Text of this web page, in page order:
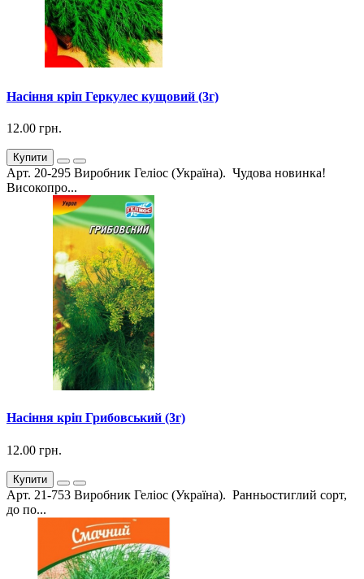
Насіння кріп Геркулес кущовий (3г)
12.00 грн.
Купити
Арт. 20-295 Виробник Геліос (Україна). Чудова новинка!
Високопро...
Насіння кріп Грибовський (3г)
12.00 грн.
Купити
Арт. 21-753 Виробник Геліос (Україна). Ранньостиглий сорт,
до по...